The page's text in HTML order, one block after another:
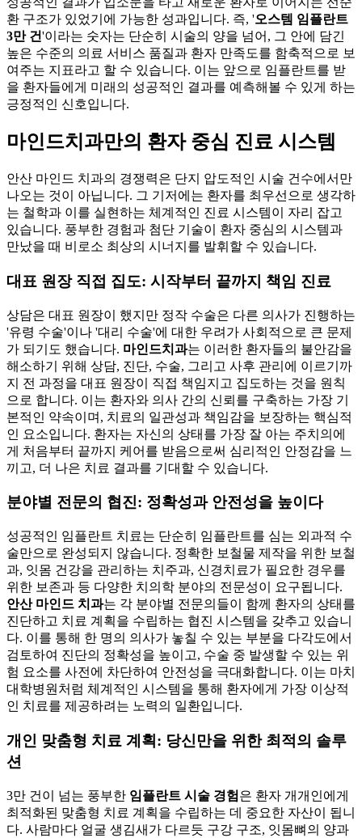
환 구조가 있었기에 가능한 성과입니다. 즉, '오스템 임플란트
3만 건'이라는 숫자는 단순히 시술의 양을 넘어, 그 안에 담긴
높은 수준의 의료 서비스 품질과 환자 만족도를 함축적으로 보
여주는 지표라고 할 수 있습니다. 이는 앞으로 임플란트를 받
을 환자들에게 미래의 성공적인 결과를 예측해볼 수 있게 하는
긍정적인 신호입니다.
마인드치과만의 환자 중심 진료 시스템
안산 마인드 치과의 경쟁력은 단지 압도적인 시술 건수에서만
나오는 것이 아닙니다. 그 기저에는 환자를 최우선으로 생각하
는 철학과 이를 실현하는 체계적인 진료 시스템이 자리 잡고
있습니다. 풍부한 경험과 첨단 기술이 환자 중심의 시스템과
만났을 때 비로소 최상의 시너지를 발휘할 수 있습니다.
대표 원장 직접 집도: 시작부터 끝까지 책임 진료
상담은 대표 원장이 했지만 정작 수술은 다른 의사가 진행하는
'유령 수술'이나 '대리 수술'에 대한 우려가 사회적으로 큰 문제
가 되기도 했습니다. 마인드치과는 이러한 환자들의 불안감을
해소하기 위해 상담, 진단, 수술, 그리고 사후 관리에 이르기까
지 전 과정을 대표 원장이 직접 책임지고 집도하는 것을 원칙
으로 합니다. 이는 환자와 의사 간의 신뢰를 구축하는 가장 기
본적인 약속이며, 치료의 일관성과 책임감을 보장하는 핵심적
인 요소입니다. 환자는 자신의 상태를 가장 잘 아는 주치의에
게 처음부터 끝까지 케어를 받음으로써 심리적인 안정감을 느
끼고, 더 나은 치료 결과를 기대할 수 있습니다.
분야별 전문의 협진: 정확성과 안전성을 높이다
성공적인 임플란트 치료는 단순히 임플란트를 심는 외과적 수
술만으로 완성되지 않습니다. 정확한 보철물 제작을 위한 보철
과, 잇몸 건강을 관리하는 치주과, 신경치료가 필요한 경우를
위한 보존과 등 다양한 치의학 분야의 전문성이 요구됩니다.
안산 마인드 치과는 각 분야별 전문의들이 함께 환자의 상태를
진단하고 치료 계획을 수립하는 협진 시스템을 갖추고 있습니
다. 이를 통해 한 명의 의사가 놓칠 수 있는 부분을 다각도에서
검토하여 진단의 정확성을 높이고, 수술 중 발생할 수 있는 위
험 요소를 사전에 차단하여 안전성을 극대화합니다. 이는 마치
대학병원처럼 체계적인 시스템을 통해 환자에게 가장 이상적
인 치료를 제공하려는 노력의 일환입니다.
개인 맞춤형 치료 계획: 당신만을 위한 최적의 솔루
션
3만 건이 넘는 풍부한 임플란트 시술 경험 은 환자 개개인에게
최적화된 맞춤형 치료 계획을 수립하는 데 중요한 자산이 됩니
다. 사람마다 얼굴 생김새가 다르듯 구강 구조, 잇몸뼈의 양과